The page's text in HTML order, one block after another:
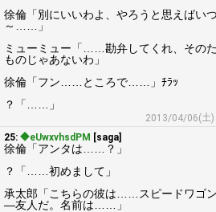
徐倫「別にいいわよ、やろうと思えばい
～……」
ミューミュー「……勘弁してくれ、その
ものじゃあないわ」
徐倫「フン……ところで……」ﾁﾗｯ
？「……」
2013/04/06(土)
25: ◆eUwxvhsdPM [saga]
徐倫「アンタは……？」
？「……初めまして」
承太郎「こちらの彼は……スピードワゴ
―友人だ。名前は……」